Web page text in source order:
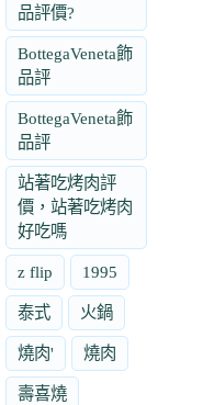
品評價?
BottegaVeneta飾
品評
BottegaVeneta飾
品評
站著吃烤肉評
價，站著吃烤肉
好吃嗎
z flip 1995
泰式 火鍋
燒肉' 燒肉
壽喜燒